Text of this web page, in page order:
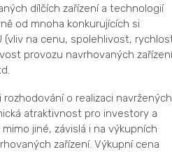
dílčích zařízení a technologií
od mnoha konkurujících si
(vliv na cenu, spolehlivost,
provozu navrhovaných
o realizaci navržených
atraktivnost pro investory a
jiné, závislá i na výkupních
zařízení. Výkupní cena